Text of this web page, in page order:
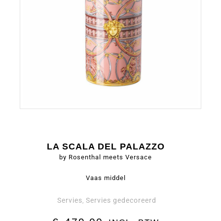
LA SCALA DEL PALAZZO
by Rosenthal meets Versace
Vaas middel
Servies, Servies gedecoreerd